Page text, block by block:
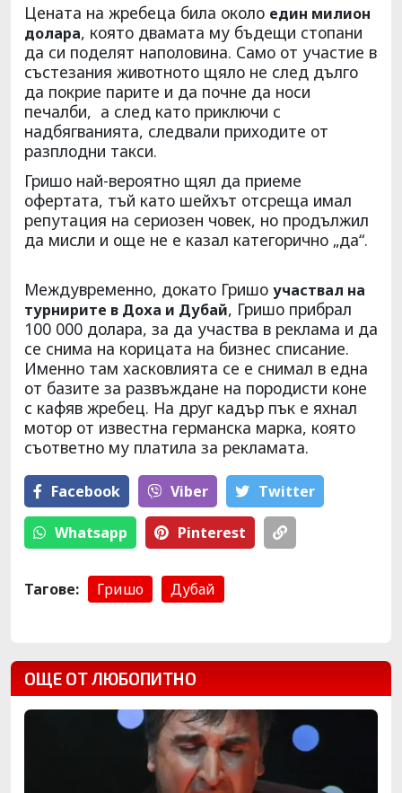
Цената на жребеца била около един милион
долара, която двамата му бъдещи стопани
да си поделят наполовина. Само от участие в
състезания животното щяло не след дълго
да покрие парите и да почне да носи
печалби, а след като приключи с
надбягванията, следвали приходите от
разплодни такси.
Гришо най-вероятно щял да приеме
офертата, тъй като шейхът отсреща имал
репутация на сериозен човек, но продължил
да мисли и още не е казал категорично „да“.
Междувременно, докато Гришо участвал на
турнирите в Доха и Дубай, Гришо прибрал
100 000 долара, за да участва в реклама и да
се снима на корицата на бизнес списание.
Именно там хасковлията се е снимал в една
от базите за развъждане на породисти коне
с кафяв жребец. На друг кадър пък е яхнал
мотор от известна германска марка, която
съответно му платила за рекламата.
Facebook Viber Тwitter
Whatsapp Pinterest
Тагове: Гришо Дубай
ОЩЕ ОТ ЛЮБОПИТНО